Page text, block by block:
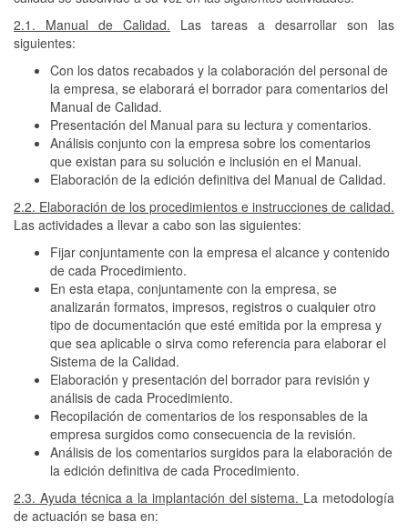
2.1. Manual de Calidad. Las tareas a desarrollar son las
siguientes:
Con los datos recabados y la colaboración del personal de
la empresa, se elaborará el borrador para comentarios del
Manual de Calidad.
Presentación del Manual para su lectura y comentarios.
Análisis conjunto con la empresa sobre los comentarios
que existan para su solución e inclusión en el Manual.
Elaboración de la edición definitiva del Manual de Calidad.
2.2. Elaboración de los procedimientos e instrucciones de calidad.
Las actividades a llevar a cabo son las siguientes:
Fijar conjuntamente con la empresa el alcance y contenido
de cada Procedimiento.
En esta etapa, conjuntamente con la empresa, se
analizarán formatos, impresos, registros o cualquier otro
tipo de documentación que esté emitida por la empresa y
que sea aplicable o sirva como referencia para elaborar el
Sistema de la Calidad.
Elaboración y presentación del borrador para revisión y
análisis de cada Procedimiento.
Recopilación de comentarios de los responsables de la
empresa surgidos como consecuencia de la revisión.
Análisis de los comentarios surgidos para la elaboración de
la edición definitiva de cada Procedimiento.
2.3. Ayuda técnica a la implantación del sistema. La metodología
de actuación se basa en: